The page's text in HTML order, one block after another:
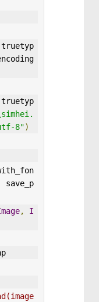
truetyp
truetyp
8")
save_p
,
I